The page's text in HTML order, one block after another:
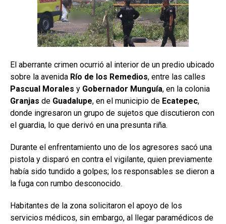
El aberrante crimen ocurrió al interior de un predio ubicado
sobre la avenida Río de los Remedios, entre las calles
Pascual Morales y Gobernador Munguía, en la colonia
Granjas de Guadalupe, en el municipio de Ecatepec,
donde ingresaron un grupo de sujetos que discutieron con
el guardia, lo que derivó en una presunta riña.
Durante el enfrentamiento uno de los agresores sacó una
pistola y disparó en contra el vigilante, quien previamente
había sido tundido a golpes; los responsables se dieron a
la fuga con rumbo desconocido.
Habitantes de la zona solicitaron el apoyo de los
servicios médicos, sin embargo, al llegar paramédicos de